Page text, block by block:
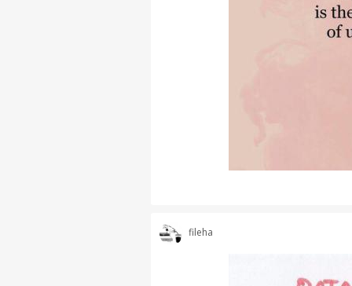
fileha